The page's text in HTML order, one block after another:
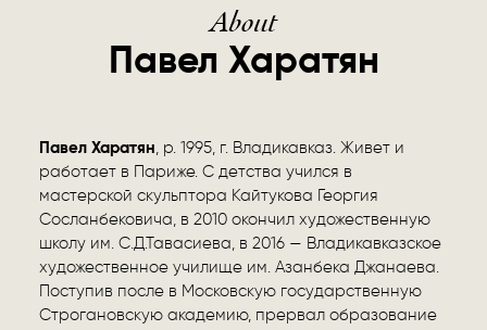
About
Павел Харатян
Павел Харатян, р. 1995, г. Владикавказ. Живет и
работает в Париже. С детства учился в
мастерской скульптора Кайтукова Георгия
Сосланбековича, в 2010 окончил художественную
школу им. С.Д.Тавасиева, в 2016 — Владикавказское
художественное училище им. Азанбека Джанаева.
Поступив после в Московскую государственную
Строгановскую академию, прервал образование